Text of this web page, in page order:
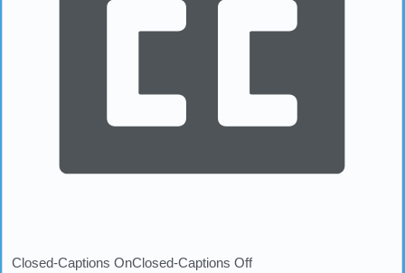
Closed-Captions OnClosed-Captions Off